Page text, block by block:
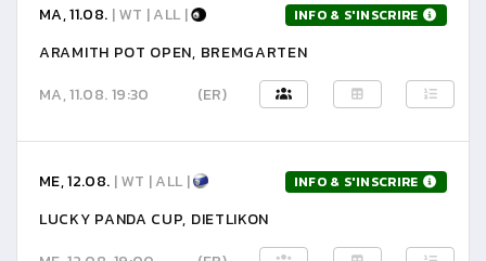
MA, 11.08. | WT | ALL | INFO & S'INSCRIRE
ARAMITH POT OPEN, BREMGARTEN
MA, 11.08. 19:30
(ER)
ME, 12.08. | WT | ALL | INFO & S'INSCRIRE
LUCKY PANDA CUP, DIETLIKON